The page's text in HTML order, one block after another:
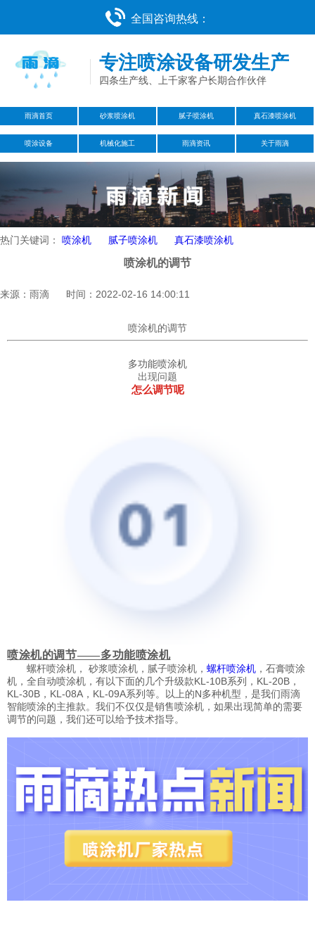
全国咨询热线：
专注喷涂设备研发生产
四条生产线、上千家客户长期合作伙伴
雨滴首页 砂浆喷涂机 腻子喷涂机 真石漆喷涂机
喷涂设备 机械化施工 雨滴资讯 关于雨滴
热门关键词： 喷涂机 腻子喷涂机 真石漆喷涂机
​喷涂机的调节
来源：雨滴 时间：2022-02-16 14:00:11
喷涂机的调节
多功能喷涂机
出现问题
怎么调节呢
喷涂机的调节——多功能喷涂机
螺杆喷涂机， 砂浆喷涂机 ，腻子喷涂机， 螺杆喷涂机 ，石膏喷涂
机，全自动喷涂机，有以下面的几个升级款KL-10B系列，KL-20B，
KL-30B，KL-08A，KL-09A系列等。以上的N多种机型，是我们雨滴
智能喷涂的主推款。我们不仅仅是销售喷涂机，如果出现简单的需要
调节的问题，我们还可以给予技术指导。